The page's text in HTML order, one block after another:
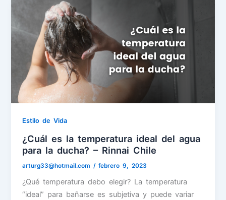
Estilo de Vida
¿Cuál es la temperatura ideal del agua
para la ducha? – Rinnai Chile
arturg33@hotmail.com /febrero 9, 2023
¿Qué temperatura debo elegir? La temperatura
“ideal” para bañarse es subjetiva y puede variar